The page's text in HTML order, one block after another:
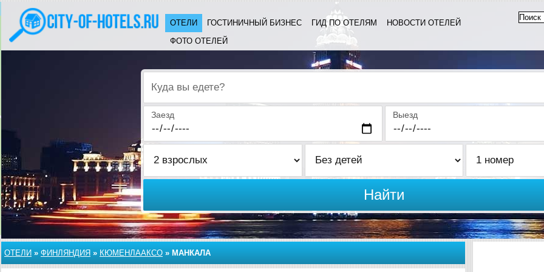
ОТЕЛИ ГОСТИНИЧНЫЙ БИЗНЕС ГИД ПО ОТЕЛЯМ
НОВОСТИ ОТЕЛЕЙ
ФОТО ОТЕЛЕЙ
Куда вы едете?
Заезд Выезд
Найти
ОТЕЛИ » ФИНЛЯНДИЯ » КЮМЕНЛААКСО » МАНКАЛА